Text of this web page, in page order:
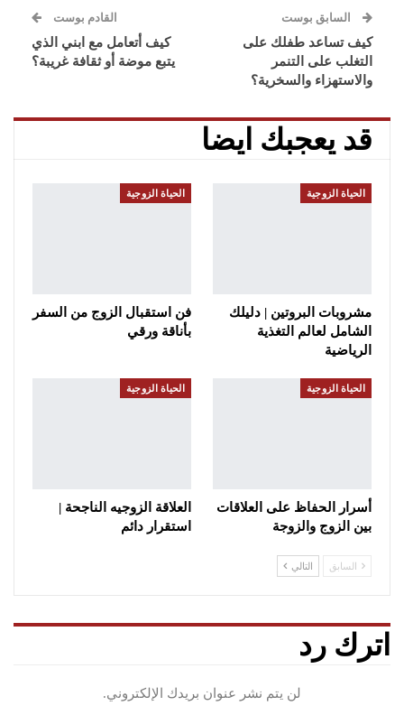
السابق بوست
كيف تساعد طفلك على
التغلب على التنمر
والاستهزاء والسخرية؟
القادم بوست
كيف أتعامل مع ابني الذي
يتبع موضة أو ثقافة غريبة؟
قد يعجبك ايضا
الحياة الزوجية
مشروبات البروتين | دليلك
الشامل لعالم التغذية
الرياضية
الحياة الزوجية
فن استقبال الزوج من السفر
بأناقة ورقي
الحياة الزوجية
أسرار الحفاظ على العلاقات
بين الزوج والزوجة
الحياة الزوجية
العلاقة الزوجيه الناجحة |
استقرار دائم
السابق التالي
اترك رد
لن يتم نشر عنوان بريدك الإلكتروني.